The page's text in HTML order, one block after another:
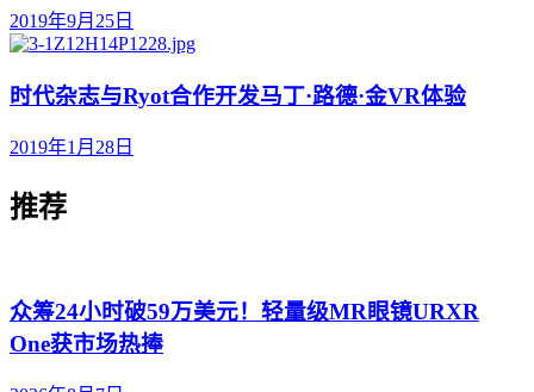
2019年9月25日
时代杂志与Ryot合作开发马丁·路德·金VR体验
2019年1月28日
推荐
众筹24小时破59万美元！轻量级MR眼镜URXR
One获市场热捧